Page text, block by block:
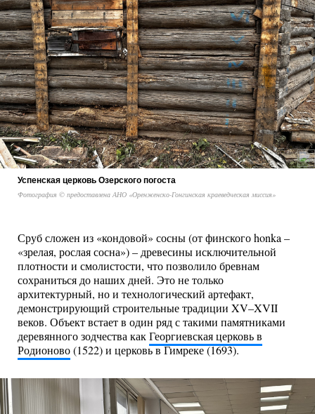
Успенская церковь Озерского погоста
Фотография © предоставлена АНО «Оренженско-Гонгинская краеведческая миссия»
Сруб сложен из «кондовой» сосны (от финского honka –
«зрелая, рослая сосна») – древесины исключительной
плотности и смолистости, что позволило бревнам
сохраниться до наших дней. Это не только
архитектурный, но и технологический артефакт,
демонстрирующий строительные традиции XV–XVII
веков. Объект встает в один ряд с такими памятниками
деревянного зодчества какГеоргиевская церковь в
Родионово(1522) и церковь в Гимреке (1693).